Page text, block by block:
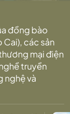
đồng bào
các sản
mại điện
truyền
nghệ và